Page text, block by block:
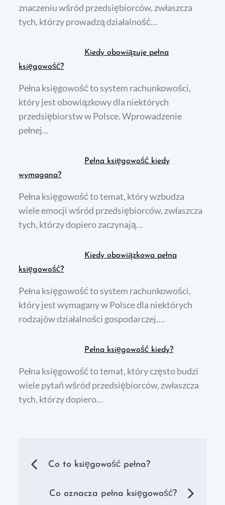
znaczeniu wśród przedsiębiorców, zwłaszcza
tych, którzy prowadzą działalność…
Kiedy obowiązuje pełna
księgowość?
Pełna księgowość to system rachunkowości,
który jest obowiązkowy dla niektórych
przedsiębiorstw w Polsce. Wprowadzenie
pełnej…
Pełna księgowość kiedy
wymagana?
Pełna księgowość to temat, który wzbudza
wiele emocji wśród przedsiębiorców, zwłaszcza
tych, którzy dopiero zaczynają…
Kiedy obowiązkowa pełna
księgowość?
Pełna księgowość to system rachunkowości,
który jest wymagany w Polsce dla niektórych
rodzajów działalności gospodarczej.…
Pełna księgowość kiedy?
Pełna księgowość to temat, który często budzi
wiele pytań wśród przedsiębiorców, zwłaszcza
tych, którzy dopiero…
Nawigacja
wpisu
Co to księgowość pełna?
Co oznacza pełna księgowość?